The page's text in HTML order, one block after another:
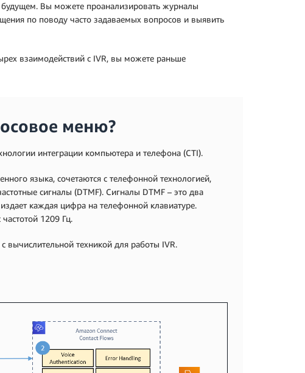
Вы можете проанализировать журналы
по поводу часто задаваемых вопросов и выявить
взаимодействий с IVR, вы можете раньше
меню?
интеграции компьютера и телефона (CTI).
языка, сочетаются с телефонной технологией,
сигналы (DTMF). Сигналы DTMF – это два
каждая цифра на телефонной клавиатуре.
1209 Гц.
вычислительной техникой для работы IVR.